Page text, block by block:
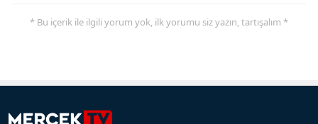
* Bu içerik ile ilgili yorum yok, ilk yorumu siz yazın, tartışalım *